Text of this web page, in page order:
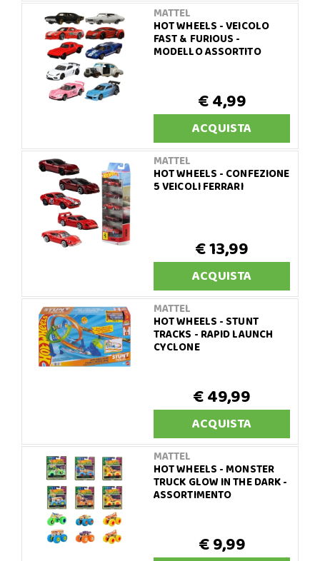
MATTEL
HOT WHEELS - VEICOLO
FAST & FURIOUS -
MODELLO ASSORTITO
€ 4,99
ACQUISTA
MATTEL
HOT WHEELS - CONFEZIONE
5 VEICOLI FERRARI
€ 13,99
ACQUISTA
MATTEL
HOT WHEELS - STUNT
TRACKS - RAPID LAUNCH
CYCLONE
€ 49,99
ACQUISTA
MATTEL
HOT WHEELS - MONSTER
TRUCK GLOW IN THE DARK -
ASSORTIMENTO
€ 9,99